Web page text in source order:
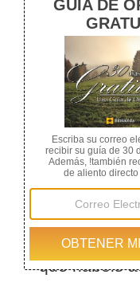
vosotros.
2
han
comidas de
vuestra
su moho
vosotros y
como fuego.
que habéis